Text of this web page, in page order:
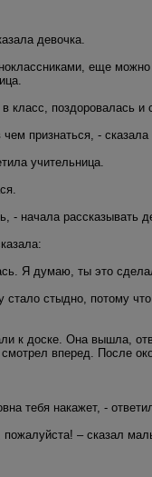
девочка.
еще
класс, поздоровалась и
признаться, - сказала
учительница.
- начала рассказывать
Я думаю, ты это
стыдно, потому
к доске. Она вышла,
вперед. После
тебя накажет, -
– сказал